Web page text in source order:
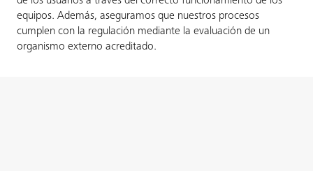
equipos. Además, aseguramos que nuestros procesos
cumplen con la regulación mediante la evaluación de un
organismo externo acreditado.